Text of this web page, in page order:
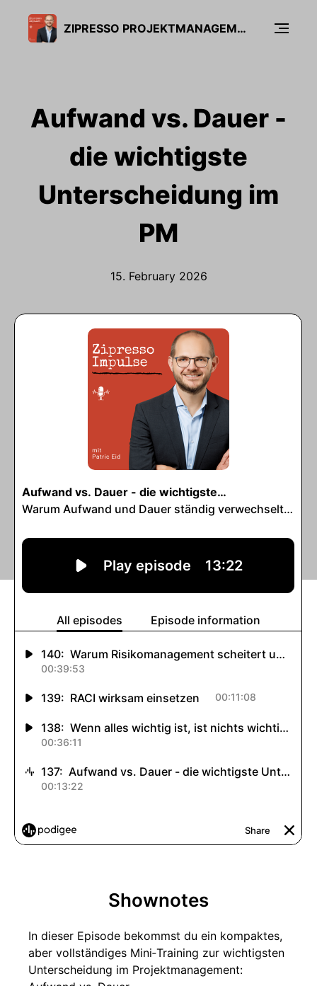
ZIPRESSO PROJEKTMANAGEMENT PODCAST
Aufwand vs. Dauer -
die wichtigste
Unterscheidung im
PM
15. February 2026
Shownotes
In dieser Episode bekommst du ein kompaktes,
aber vollständiges Mini‑Training zur wichtigsten
Unterscheidung im Projektmanagement: